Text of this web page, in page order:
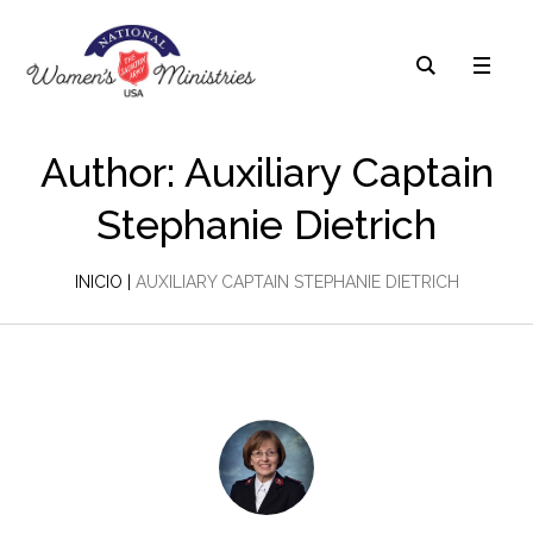
Author: Auxiliary Captain
Stephanie Dietrich
INICIO | AUXILIARY CAPTAIN STEPHANIE DIETRICH